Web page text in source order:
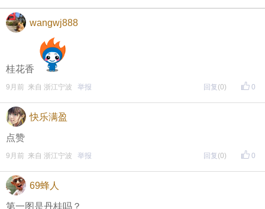
wangwj888
桂花香
0
9月前 来自 浙江宁波 举报 回复 (0)
快乐满盈
点赞
0
9月前 来自 浙江宁波 举报 回复 (0)
69蜂人
第一图是丹桂吗？